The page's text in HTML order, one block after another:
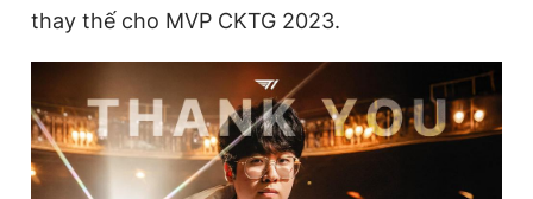
Theo dõi báo trên
thay thế cho MVP CKTG 2023.